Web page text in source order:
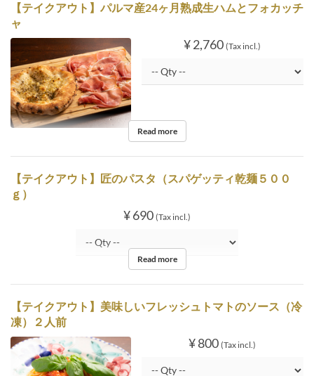
【テイクアウト】パルマ産24ヶ月熟成生ハムとフォカッチ
ャ
¥ 2,760 (Tax incl.)
Read more
【テイクアウト】匠のパスタ（スパゲッティ乾麺５００
ｇ）
¥ 690 (Tax incl.)
Read more
【テイクアウト】美味しいフレッシュトマトのソース（冷
凍）２人前
¥ 800 (Tax incl.)